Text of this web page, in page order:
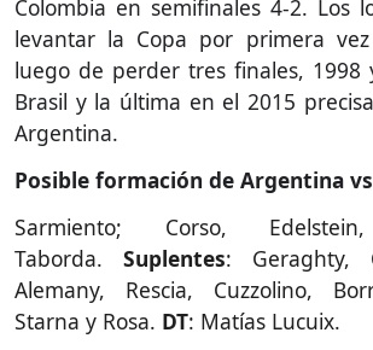
Colombia en semifinales 4-2. Los
levantar la Copa por primera
luego de perder tres finales, 1998
Brasil y la última en el 2015
Argentina.
Posible formación de Argentina
Sarmiento; Corso,
Taborda. Suplentes: Geraghty,
Alemany, Rescia, Cuzzolino,
Starna y Rosa. DT: Matías Lucuix.